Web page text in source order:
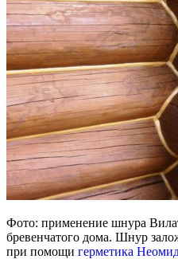
Фото: применение шнура
бревенчатого дома. Шнур
при помощи герметика